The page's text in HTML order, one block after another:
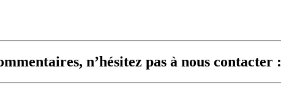
n’hésitez pas à nous contacter :